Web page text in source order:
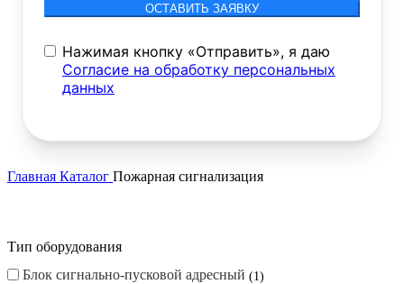
ОСТАВИТЬ ЗАЯВКУ
Нажимая кнопку «Отправить», я даю
Согласие на обработку персональных
данных
Главная Каталог Пожарная сигнализация
Тип оборудования
Блок сигнально-пусковой адресный
1